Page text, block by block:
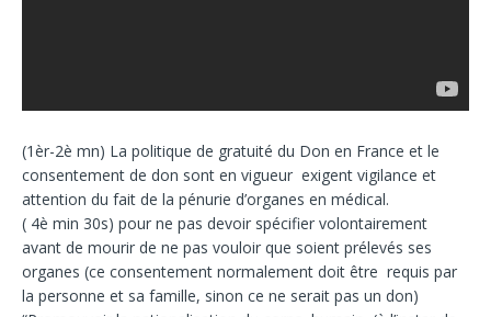
(1èr-2è mn) La politique de gratuité du Don en France et le
consentement de don sont en vigueur exigent vigilance et
attention du fait de la pénurie d’organes en médical.
( 4è min 30s) pour ne pas devoir spécifier volontairement
avant de mourir de ne pas vouloir que soient prélevés ses
organes (ce consentement normalement doit être requis par
la personne et sa famille, sinon ce ne serait pas un don)